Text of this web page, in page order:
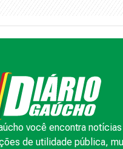
você encontra
de utilidade pública,